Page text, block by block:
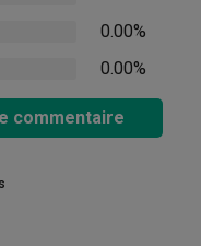
0.00%
0.00%
commentaire